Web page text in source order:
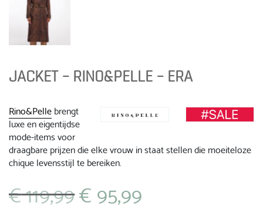
JACKET – RINO&PELLE – ERA
Rino&Pellebrengt
luxe en eigentijdse
mode-items voor
draagbare prijzen die elke vrouw in staat stellen die moeiteloze
chique levensstijl te bereiken.
€119,99 Oorspronkelijke
prijs
€95,99